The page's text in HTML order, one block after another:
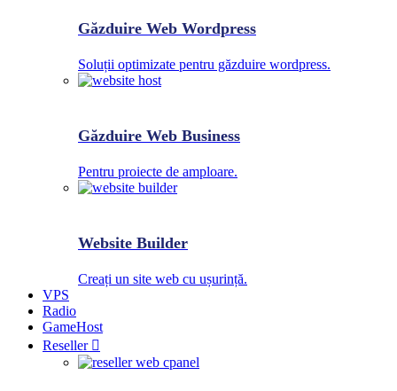
Găzduire Web Wordpress
Soluții optimizate pentru găzduire wordpress.
Găzduire Web Business
Pentru proiecte de amploare.
Website Builder
Creați un site web cu ușurință.
VPS
Radio
GameHost
Reseller